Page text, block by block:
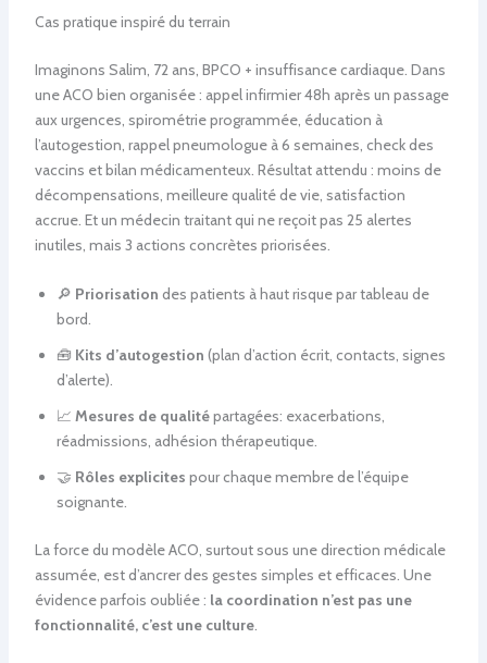
Cas pratique inspiré du terrain
Imaginons Salim, 72 ans, BPCO + insuffisance cardiaque. Dans
une ACO bien organisée : appel infirmier 48h après un passage
aux urgences, spirométrie programmée, éducation à
l’autogestion, rappel pneumologue à 6 semaines, check des
vaccins et bilan médicamenteux. Résultat attendu : moins de
décompensations, meilleure qualité de vie, satisfaction
accrue. Et un médecin traitant qui ne reçoit pas 25 alertes
inutiles, mais 3 actions concrètes priorisées.
🔎 Priorisation des patients à haut risque par tableau de
bord.
🧰 Kits d’autogestion (plan d’action écrit, contacts, signes
d’alerte).
📈 Mesures de qualitépartagées: exacerbations,
réadmissions, adhésion thérapeutique.
🤝 Rôles explicites pour chaque membre de l’équipe
soignante.
La force du modèle ACO, surtout sous une direction médicale
assumée, est d’ancrer des gestes simples et efficaces. Une
évidence parfois oubliée : la coordination n’est pas une
fonctionnalité, c’est une culture.